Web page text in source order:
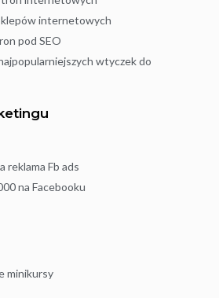
internetowych
pod SEO
wtyczek do
reklama Fb ads
na Facebooku
minikursy